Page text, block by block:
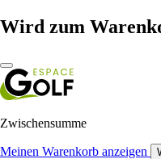
Wird zum
Zwischensumme
Meinen Warenkorb anzeigen